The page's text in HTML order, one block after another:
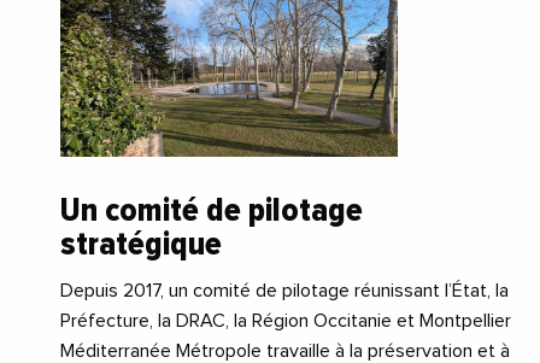
Un comité de pilotage
stratégique
Depuis 2017, un comité de pilotage réunissant l’État, la
Préfecture, la DRAC, la Région Occitanie et Montpellier
Méditerranée Métropole travaille à la préservation et à